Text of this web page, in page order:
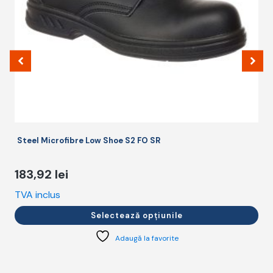
Steel Microfibre Low Shoe S2 FO SR
183,92 lei
TVA inclus
Selectează opțiunile
alese
produsului.
Adaugă la favorite